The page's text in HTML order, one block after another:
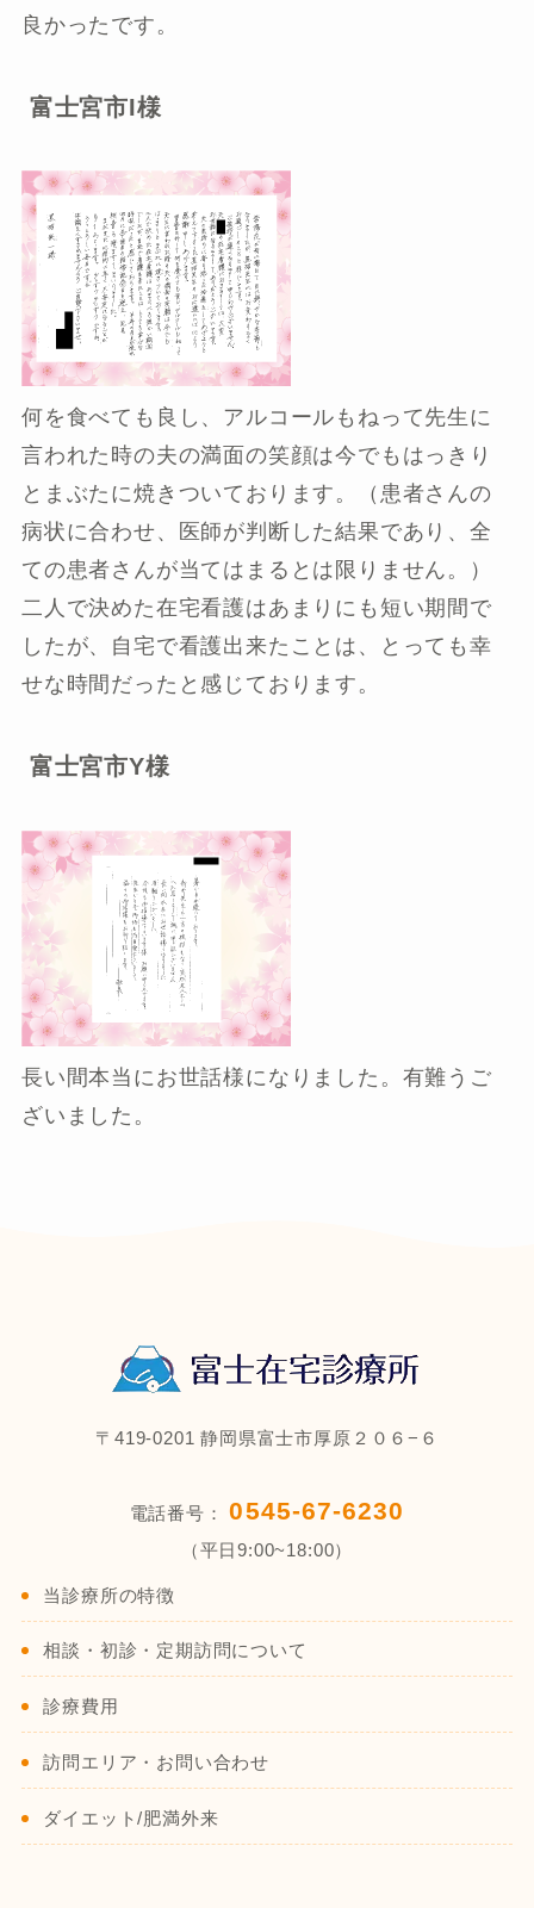
良かったです。
富士宮市I様
何を食べても良し、アルコールもねって先生に
言われた時の夫の満面の笑顔は今でもはっきり
とまぶたに焼きついております。（患者さんの
病状に合わせ、医師が判断した結果であり、全
ての患者さんが当てはまるとは限りません。）
二人で決めた在宅看護はあまりにも短い期間で
したが、自宅で看護出来たことは、とっても幸
せな時間だったと感じております。
富士宮市Y様
長い間本当にお世話様になりました。有難うご
ざいました。
〒419-0201 静岡県富士市厚原２０６−６
電話番号：0545-67-6230
（平日9:00~18:00）
当診療所の特徴
相談・初診・定期訪問について
診療費用
訪問エリア・お問い合わせ
ダイエット/肥満外来